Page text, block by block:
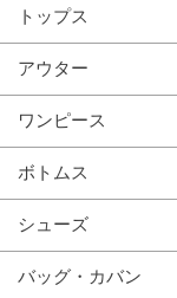
トップス
アウター
ワンピース
ボトムス
シューズ
バッグ・カバン